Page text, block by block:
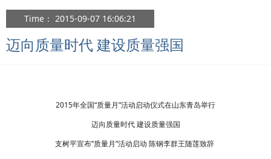
Time： 2015-09-07 16:06:21
迈向质量时代 建设质量强国
2015年全国“质量月”活动启动仪式在山东青岛举行
迈向质量时代 建设质量强国
支树平宣布“质量月”活动启动 陈钢李群王随莲致辞